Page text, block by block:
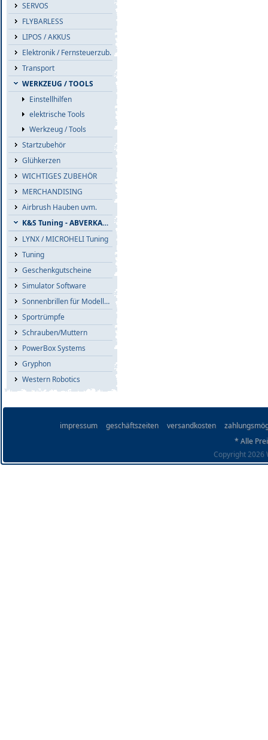
SERVOS
FLYBARLESS
LIPOS / AKKUS
Elektronik / Fernsteuerzub.
Transport
WERKZEUG / TOOLS
Einstellhilfen
elektrische Tools
Werkzeug / Tools
Startzubehör
Glühkerzen
WICHTIGES ZUBEHÖR
MERCHANDISING
Airbrush Hauben uvm.
K&S Tuning - ABVERKAUF
LYNX / MICROHELI Tuning
Tuning
Geschenkgutscheine
Simulator Software
Sonnenbrillen für Modellflieger
Sportrümpfe
Schrauben/Muttern
PowerBox Systems
Gryphon
Western Robotics
impressum geschäftszeiten versandkosten
* Alle
Copyright 2026